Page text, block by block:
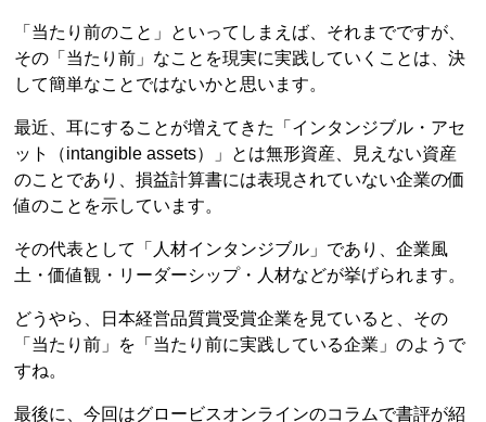
「当たり前のこと」といってしまえば、それまでですが、
その「当たり前」なことを現実に実践していくことは、決
して簡単なことではないかと思います。
最近、耳にすることが増えてきた「インタンジブル・アセ
ット（intangible assets）」とは無形資産、見えない資産
のことであり、損益計算書には表現されていない企業の価
値のことを示しています。
その代表として「人材インタンジブル」であり、企業風
土・価値観・リーダーシップ・人材などが挙げられます。
どうやら、日本経営品質賞受賞企業を見ていると、その
「当たり前」を「当たり前に実践している企業」のようで
すね。
最後に、今回はグロービスオンラインのコラムで書評が紹